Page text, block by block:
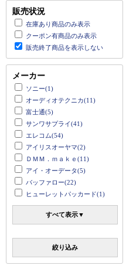
販売状況
在庫あり商品のみ表示
クーポン有商品のみ表示
販売終了商品を表示しない
メーカー
ソニー(1)
オーディオテクニカ(11)
富士通(5)
サンワサプライ(41)
エレコム(54)
アイリスオーヤマ(2)
ＤＭＭ．ｍａｋｅ(11)
アイ・オーデータ(5)
バッファロー(22)
ヒューレットパッカード(1)
すべて表示▼
絞り込み